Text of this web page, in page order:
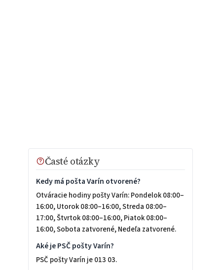
Časté otázky
Kedy má pošta Varín otvorené?
Otváracie hodiny pošty Varín: Pondelok 08:00–
16:00, Utorok 08:00–16:00, Streda 08:00–
17:00, Štvrtok 08:00–16:00, Piatok 08:00–
16:00, Sobota zatvorené, Nedeľa zatvorené.
Aké je PSČ pošty Varín?
PSČ pošty Varín je 013 03.